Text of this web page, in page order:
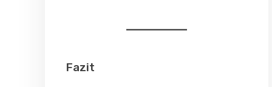
Fazit